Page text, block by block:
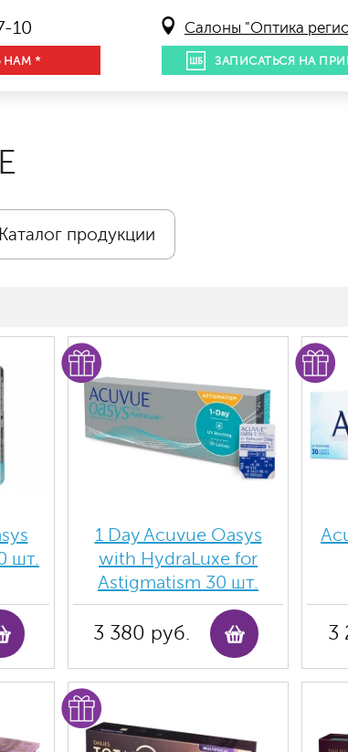
10
НАМ *
Салоны "Оптика
ЗАПИСАТЬСЯ НА
Каталог продукции
шт.
1 Day Acuvue Oasys
with HydraLuxe for
Аstigmatism 30 шт.
3 380 руб. 3